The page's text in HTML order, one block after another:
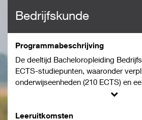
Bedrijfskunde
Programmabeschrijving
De deeltijd Bacheloropleiding
ECTS-studiepunten, waaronder
onderwijseenheden (210 ECTS) en
werkomgeving van de student vormt
Leeruitkomsten